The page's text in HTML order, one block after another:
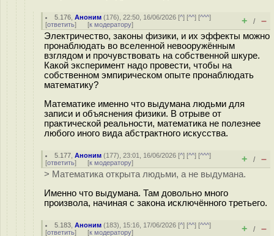
5.176 ,Аноним (176), 22:50, 16/06/2026 [^] [^^] [^^^]
[ответить] [к модератору] + / –
Электричество, законы физики, и их эффекты можно
пронаблюдать во вселенной невооружённым
взглядом и прочувствовать на собственной шкуре.
Какой эксперимент надо провести, чтобы на
собственном эмпирическом опыте пронаблюдать
математику?
Математике именно что выдумана людьми для
записи и объяснения физики. В отрыве от
практической реальности, математика не полезнее
любого иного вида абстрактного искусства.
5.177 ,Аноним (177), 23:01, 16/06/2026 [^] [^^] [^^^]
[ответить] [к модератору] + / –
> Математика открыта людьми, а не выдумана.
Именно что выдумана. Там довольно много
произвола, начиная с закона исключённого третьего.
5.183 ,Аноним (183), 15:16, 17/06/2026 [^] [^^] [^^^]
[ответить] [к модератору] + / –